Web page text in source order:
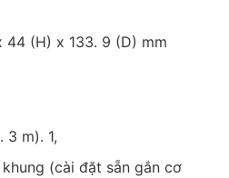
(H) x 133. 9 (D) mm
3 m). 1,
(cài đặt sẵn gắn cơ